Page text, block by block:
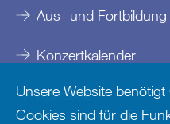
Aus- und Fortbildung
Konzertkalender
Kontakte
Unsere Website
Cookies sind für die